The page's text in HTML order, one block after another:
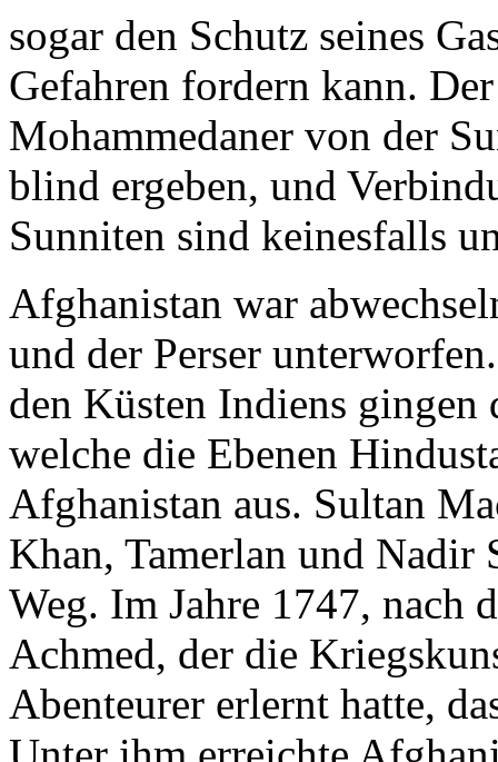
sogar den Schutz seines
Gefahren fordern kann.
Mohammedaner von der
blind ergeben, und
Sunniten sind keinesfalls
Afghanistan war
und der Perser
den Küsten Indiens
welche die Ebenen
Afghanistan aus. Sultan
Khan, Tamerlan und Nadir
Weg. Im Jahre 1747, nach
Achmed, der die
Abenteurer erlernt hatte,